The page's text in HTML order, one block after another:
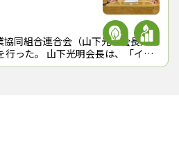
を行うための手続きはどうなってい
収集している。これらのデータに
が、樹種ごとに伐採可能な直径が
同組合連合会（山下光明会長）
長は、「イン
店舗などでの新たな需要が生まれ